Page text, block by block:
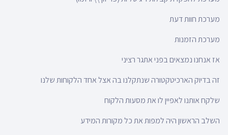
מערכת חוות דעת
מערכת הזמנות
אז אנחנו נמצאים בפני אתגר רציני
זה בדיוק הארכיטקטורה שנתקלנו בה אצל אחד הלקוחות שלנו
שלקח אותנו לאפיין לו את מסעות הלקוח
השלב הראשון היה למפות את כל מקורות המידע